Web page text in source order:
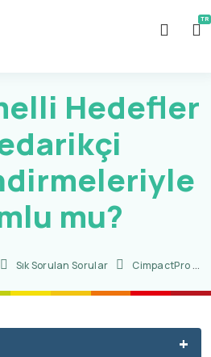
Hedefler
mu?
Sık Sorulan Sorular CimpactPro CORP Soruları